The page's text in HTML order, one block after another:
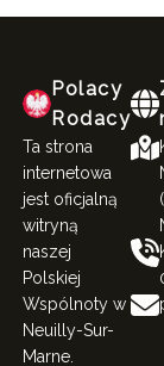
Polacy
Rodacy
Ta strona
internetowa
jest oficjalną
witryną
naszej
Polskiej
Wspólnoty w
Neuilly-Sur-
Marne.